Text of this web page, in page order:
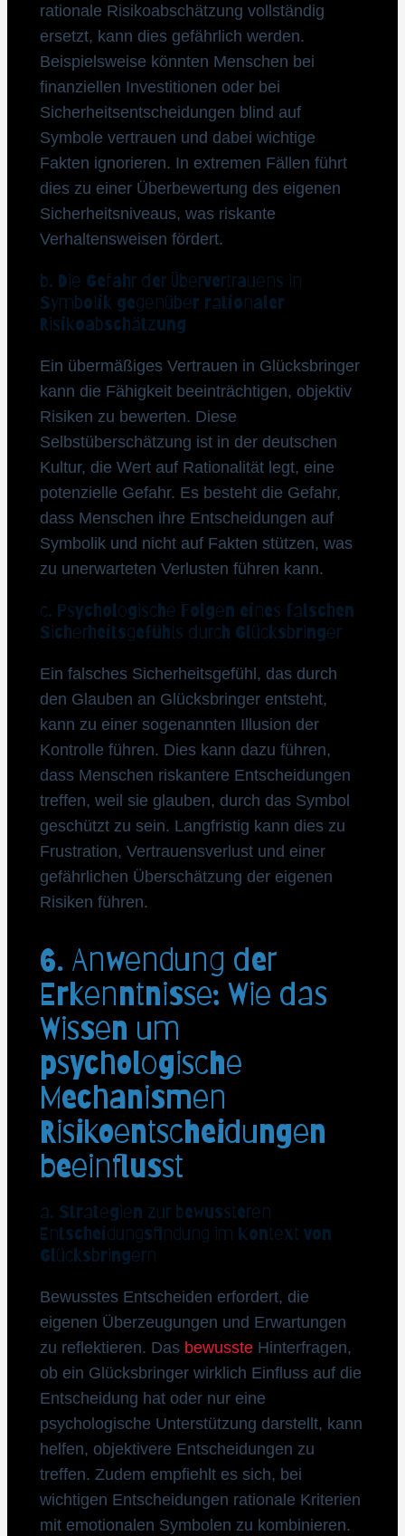
rationale Risikoabschätzung vollständig
ersetzt, kann dies gefährlich werden.
Beispielsweise könnten Menschen bei
finanziellen Investitionen oder bei
Sicherheitsentscheidungen blind auf
Symbole vertrauen und dabei wichtige
Fakten ignorieren. In extremen Fällen führt
dies zu einer Überbewertung des eigenen
Sicherheitsniveaus, was riskante
Verhaltensweisen fördert.
b. Die Gefahr der Übervertrauens in
Symbolik gegenüber rationaler
Risikoabschätzung
Ein übermäßiges Vertrauen in Glücksbringer
kann die Fähigkeit beeinträchtigen, objektiv
Risiken zu bewerten. Diese
Selbstüberschätzung ist in der deutschen
Kultur, die Wert auf Rationalität legt, eine
potenzielle Gefahr. Es besteht die Gefahr,
dass Menschen ihre Entscheidungen auf
Symbolik und nicht auf Fakten stützen, was
zu unerwarteten Verlusten führen kann.
c. Psychologische Folgen eines falschen
Sicherheitsgefühls durch Glücksbringer
Ein falsches Sicherheitsgefühl, das durch
den Glauben an Glücksbringer entsteht,
kann zu einer sogenannten Illusion der
Kontrolle führen. Dies kann dazu führen,
dass Menschen riskantere Entscheidungen
treffen, weil sie glauben, durch das Symbol
geschützt zu sein. Langfristig kann dies zu
Frustration, Vertrauensverlust und einer
gefährlichen Überschätzung der eigenen
Risiken führen.
6. Anwendung der
Erkenntnisse: Wie das
Wissen um
psychologische
Mechanismen
Risikoentscheidungen
beeinflusst
a. Strategien zur bewussteren
Entscheidungsfindung im Kontext von
Glücksbringern
Bewusstes Entscheiden erfordert, die
eigenen Überzeugungen und Erwartungen
zu reflektieren. Das bewussteHinterfragen,
ob ein Glücksbringer wirklich Einfluss auf die
Entscheidung hat oder nur eine
psychologische Unterstützung darstellt, kann
helfen, objektivere Entscheidungen zu
treffen. Zudem empfiehlt es sich, bei
wichtigen Entscheidungen rationale Kriterien
mit emotionalen Symbolen zu kombinieren.